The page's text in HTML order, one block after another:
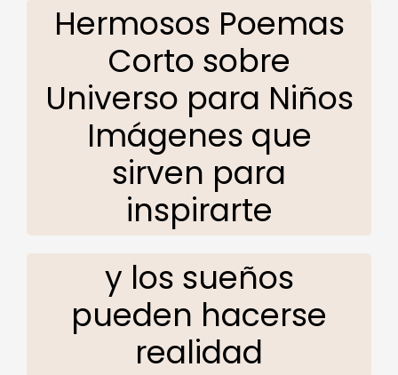
Hermosos Poemas
Corto sobre
Universo para Niños
Imágenes que
sirven para
inspirarte
y los sueños
pueden hacerse
realidad